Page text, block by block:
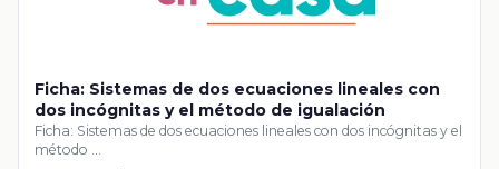
Ficha: Sistemas de dos ecuaciones lineales con
dos incógnitas y el método de igualación
Ficha: Sistemas de dos ecuaciones lineales con dos incógnitas y el
método …